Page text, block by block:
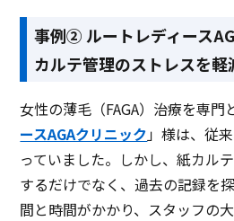
事例② ルートレディース
カルテ管理のストレスを軽
女性の薄毛（FAGA）治療を専門
ースAGAクリニック 」様は、従
っていました。しかし、紙カル
するだけでなく、過去の記録を
間と時間がかかり、スタッフの